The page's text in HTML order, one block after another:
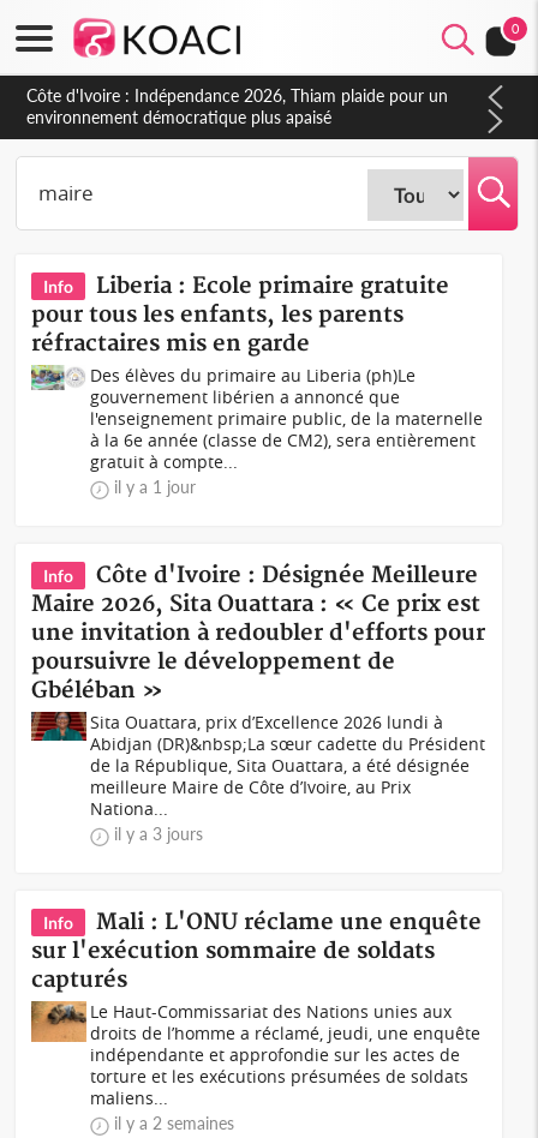
0
Côte d'Ivoire : Concours INFAS 2026, les convocations
seront disponibles à compter du samedi
Info
Liberia : Ecole primaire gratuite
pour tous les enfants, les parents
réfractaires mis en garde
Des élèves du primaire au Liberia (ph)Le
gouvernement libérien a annoncé que
l'enseignement primaire public, de la maternelle
à la 6e année (classe de CM2), sera entièrement
gratuit à compte...
il y a 1 jour
Info
Côte d'Ivoire : Désignée Meilleure
Maire 2026, Sita Ouattara : « Ce prix est
une invitation à redoubler d'efforts pour
poursuivre le développement de
Gbéléban »
Sita Ouattara, prix d’Excellence 2026 lundi à
Abidjan (DR)&nbsp;La sœur cadette du Président
de la République, Sita Ouattara, a été désignée
meilleure Maire de Côte d’Ivoire, au Prix
Nationa...
il y a 3 jours
Info
Mali : L'ONU réclame une enquête
sur l'exécution sommaire de soldats
capturés
Le Haut-Commissariat des Nations unies aux
droits de l’homme a réclamé, jeudi, une enquête
indépendante et approfondie sur les actes de
torture et les exécutions présumées de soldats
maliens...
il y a 2 semaines